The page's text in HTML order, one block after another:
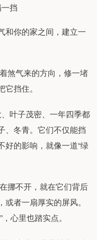
挡
和你的家之间，建立一
煞气来的方向，修一堵
挡住。
叶子茂密、一年四季都
、冬青。它们不仅能挡
好的影响，就像一道“绿
挪不开，就在它们背后
者一扇厚实的屏风。
心里也踏实点。